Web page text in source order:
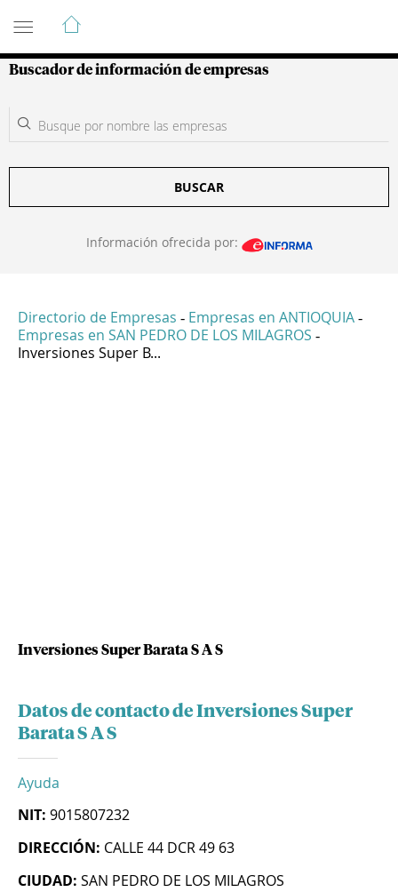
Guía de Empresas Colombianas
Buscador de información de empresas
BUSCAR
Información ofrecida por:
Directorio de Empresas - Empresas en ANTIOQUIA -
Empresas en SAN PEDRO DE LOS MILAGROS -
Inversiones Super B...
Inversiones Super Barata S A S
Datos de contacto de Inversiones Super
Barata S A S
Ayuda
NIT: 9015807232
DIRECCIÓN: CALLE 44 DCR 49 63
CIUDAD: SAN PEDRO DE LOS MILAGROS